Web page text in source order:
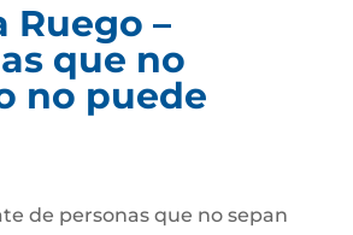
Ruego –
que no
no puede
de personas que no sepan